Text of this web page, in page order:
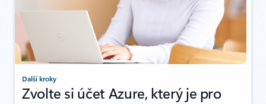
Další kroky
Zvolte si účet Azure, který je pro